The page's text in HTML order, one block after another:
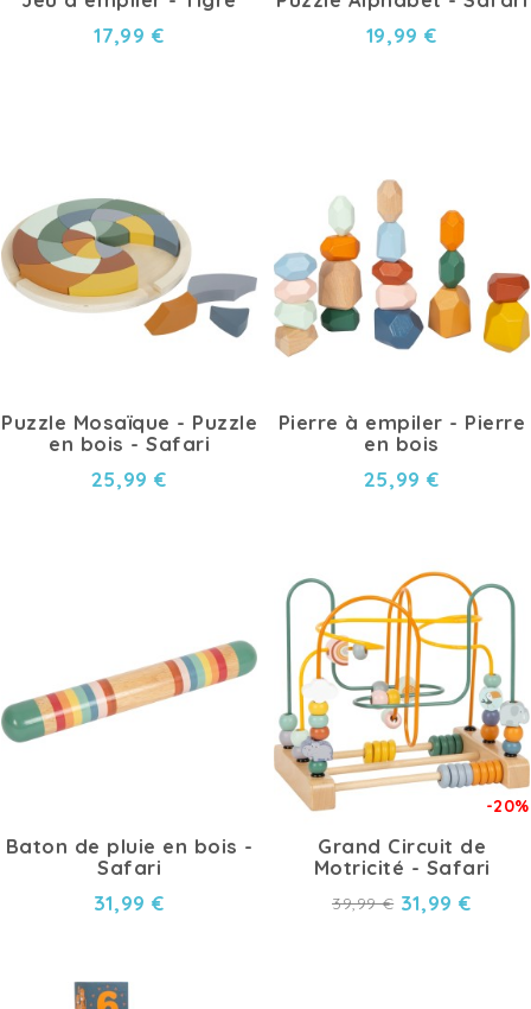
17,99 €
19,99 €
Puzzle Mosaïque - Puzzle
en bois - Safari
25,99 €
Pierre à empiler - Pierre
en bois
25,99 €
Baton de pluie en bois -
Safari
31,99 €
Grand Circuit de
Motricité - Safari
39,99 €
-20%
31,99 €